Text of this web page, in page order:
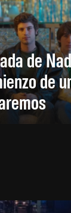
de
de